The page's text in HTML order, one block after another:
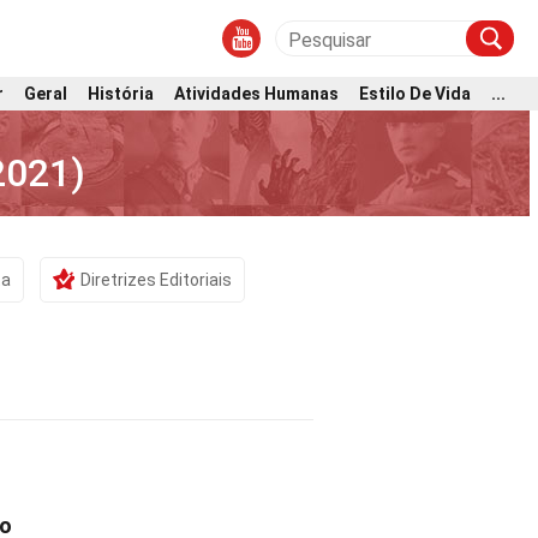
Geral História Atividades Humanas Estilo De Vida ...
Diretrizes Editoriais